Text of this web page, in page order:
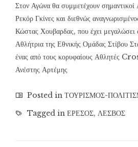
Στον Αγώνα θα συμμετέχουν
Ρεκόρ Γκίνες και διεθνώς
Κώστας Χουβαρδας, που έχει
Αθλήτρια της Εθνικής Ομάδας Στίβου
ένας από τους κορυφαίους Αθλητές
Ανέστης Αρτέμης
Posted in ΤΟΥΡΙΣΜΟΣ-
Tagged in ΕΡΕΣΟΣ, ΛΕΣΒΟΣ